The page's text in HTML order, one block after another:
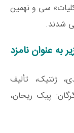
سی و نهمین
شدند.
عنوان نامزد
ژنتیک، تألیف
پیک ریحان،